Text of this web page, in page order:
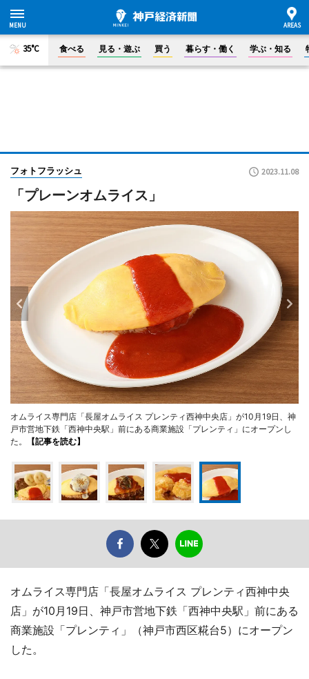
35°C 食べる 見る・遊ぶ 買う 暮らす・働く 学ぶ・知る
フォトフラッシュ 2023.11.08
「プレーンオムライス」
オムライス専門店「長屋オムライス プレンティ西神中央店」が10月19日、神
戸市営地下鉄「西神中央駅」前にある商業施設「プレンティ」にオープンし
た。
【記事を読む】
オムライス専門店「長屋オムライス プレンティ西神中央
店」が10月19日、神戸市営地下鉄「西神中央駅」前にある
商業施設「プレンティ」（神戸市西区糀台5）にオープン
した。